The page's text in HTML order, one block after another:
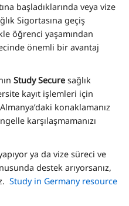
başladıklarında veya vize
Sigortasına geçiş
öğrenci yaşamından
önemli bir avantaj
Study Secure sağlık
kayıt işlemleri için
konaklamanız
karşılaşmamanızı
ya da vize süreci ve
destek arıyorsanız,
Study in Germany resource